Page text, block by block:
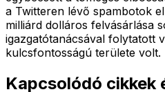
a Twitteren lévő spambotok
milliárd dolláros felvásárlása
igazgatótanácsával folytatott
kulcsfontosságú területe volt.
Kapcsolódó cikkek